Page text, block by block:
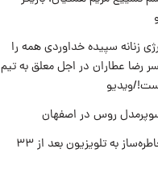
چهارشنبه ۱۴ مرداد ۱۴۰۵/ نرخ‌ها
ثابت ماند؟ +جدول
۱ روز پیش
علی مطهری: اجرای کامل
بزرگ‌تری برای ایران است
زنانه سپیده خداوردی همه را
رضا عطاران در اجل معلق به تیم
ویدیو
روس در اصفهان
بازگشت چهره خاطره‌ساز به تلویزیون بعد از ۳۳